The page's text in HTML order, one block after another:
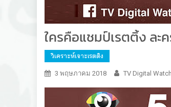
ใครคือแชมป์เรตติ้ง ละ
วิเคราะห์เจาะเรตติง
3 พฤษภาคม 2018 TV Digital Watch